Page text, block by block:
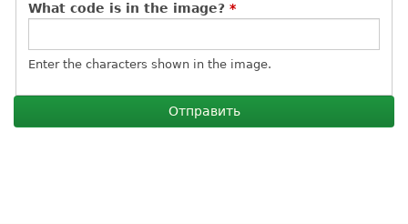
What code is in the image?*
Enter the characters shown in the image.